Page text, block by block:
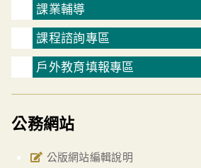
課業輔導
課程諮詢專區
戶外教育填報專區
公務網站
公版網站編輯說明